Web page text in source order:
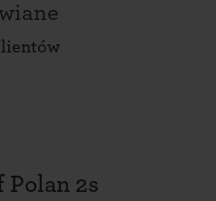
Polan 2s